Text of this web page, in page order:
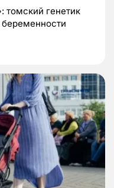
томский генетик